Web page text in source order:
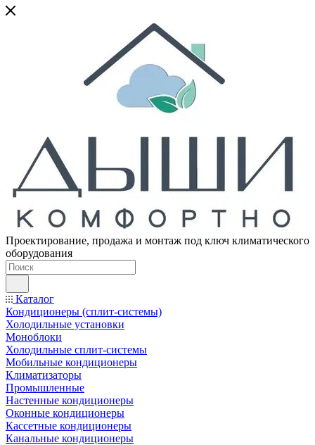
Проектирование, продажа и монтаж под ключ климатического
оборудования
Каталог
Кондиционеры (сплит-системы)
Холодильные установки
Моноблоки
Холодильные сплит-системы
Мобильные кондиционеры
Климатизаторы
Промышленные
Настенные кондиционеры
Оконные кондиционеры
Кассетные кондиционеры
Канальные кондиционеры